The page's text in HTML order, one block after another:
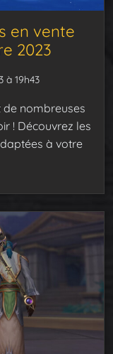
en vente
2023
à 19h43
de nombreuses
! Découvrez les
à votre